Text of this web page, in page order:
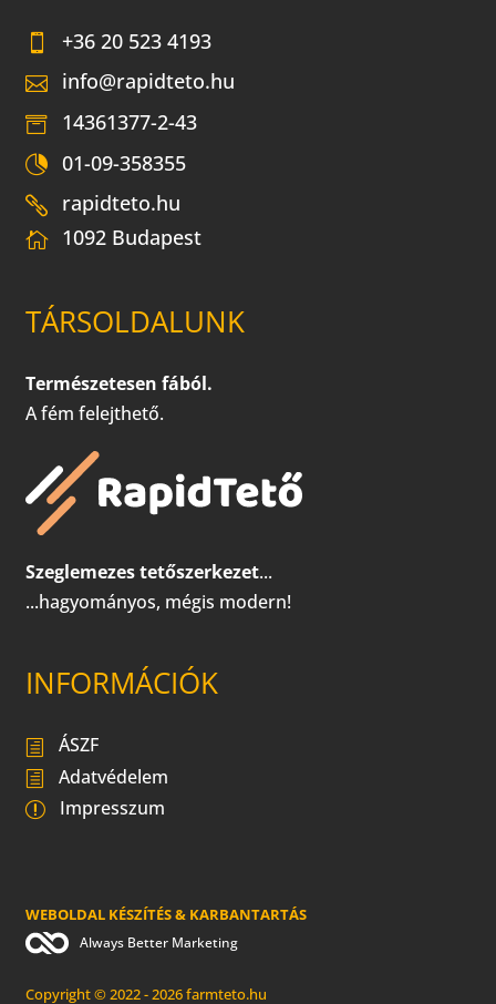
+36 20 523 4193
info@rapidteto.hu
14361377-2-43
01-09-358355
rapidteto.hu
1092 Budapest
TÁRSOLDALUNK
Természetesen fából.
A fém felejthető.
Szeglemezes tetőszerkezet...
...hagyományos, mégis modern!
INFORMÁCIÓK
ÁSZF
Adatvédelem
Impresszum
WEBOLDAL KÉSZÍTÉS & KARBANTARTÁS
Always Better Marketing
Copyright © 2022 - 2026 farmteto.hu